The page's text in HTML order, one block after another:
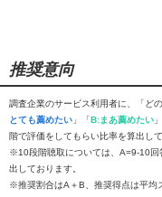
推奨意向
調査企業のサービス利用者に、「ど
とても薦めたい 」「B:まあ薦めたい
階で評価をしてもらい比率を算出して
※10段階聴取については、A=9-10回
出しております。
※推奨割合はA＋B、推奨得点は平均